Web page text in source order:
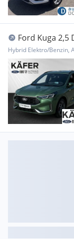
Ford Kuga 2,5